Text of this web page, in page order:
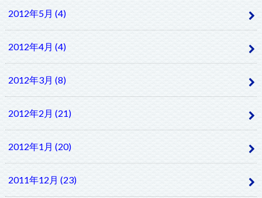
2012年5月 (4)
2012年4月 (4)
2012年3月 (8)
2012年2月 (21)
2012年1月 (20)
2011年12月 (23)